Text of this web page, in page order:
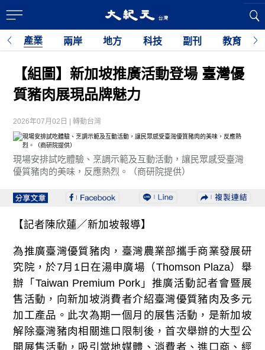
產業 兩岸 地方 科技 副刊 教育
【組圖】新加坡推廣活動登場 臺灣優
質豬肉展現品牌魅力
2026年07月02日 | 轉動台灣
現場安排試吃體驗、烹調示範及互動活動，讓民眾感受臺灣
優質豬肉的美味，反應熱烈。（商研院提供）
【記者陳欣蓮／新加坡報導】
為推廣臺灣優質豬肉，臺灣農業部攜手商業發展研
究院，於7月1日在湯申廣場（Thomson Plaza）舉
辦「Taiwan Premium Pork」推廣活動記者會暨展
售活動，向新加坡消費者介紹臺灣優質豬肉及多元
加工產品。此次為期一個月的展售活動，是新加坡
解除臺灣豬肉相關進口限制後，首次舉辦的大型公
開展售活動，吸引當地媒體、消費者、進口商、經